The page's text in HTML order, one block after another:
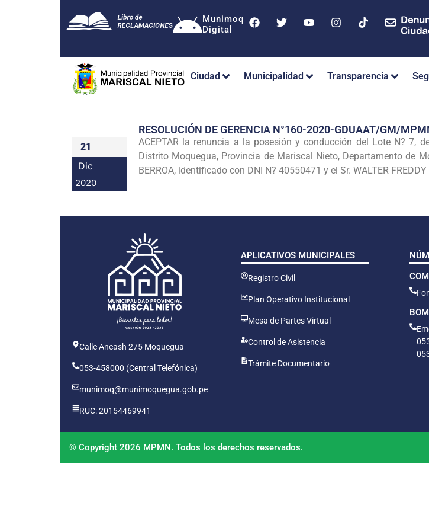
Munimoq
Digital
Ciudad Municipalidad Transparencia
21
Dic
2020
RESOLUCIÓN DE GERENCIA N°160-2020-GDUAAT/GM/
ACEPTAR la renuncia a la posesión y conducción del Lote N? 7,
Distrito Moquegua, Provincia de Mariscal Nieto, Departamento de
BERROA, identificado con DNI N? 40550471 y el Sr. WALTER
Calle Ancash 275 Moquegua
053-458000 (Central Telefónica)
munimoq@munimoquegua.gob.pe
RUC: 20154469941
APLICATIVOS MUNICIPALES
Registro Civil
Plan Operativo Institucional
Mesa de Partes Virtual
Control de Asistencia
Trámite Documentario
© Copyright 2026 MPMN. Todos los derechos reservados.